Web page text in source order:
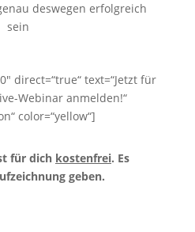
deswegen erfolgreich
sein
direct=“true“ text=“Jetzt für
Webinar anmelden!“
color=“yellow“]
für dich kostenfrei. Es
geben.